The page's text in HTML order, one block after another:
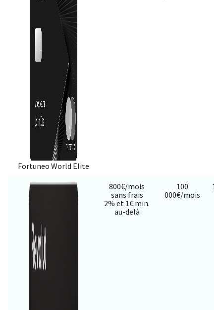
Fortuneo World Elite
800€/mois
sans frais
2% et 1€ min.
au-delà
100
000€/mois